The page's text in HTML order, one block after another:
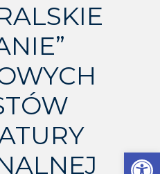
Otwórz pasek narzędzi